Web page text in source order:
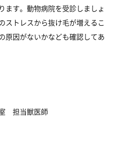
ます。動物病院を受診しましょ
ストレスから抜け毛が増えるこ
原因がないかなども確認してあ
担当獣医師